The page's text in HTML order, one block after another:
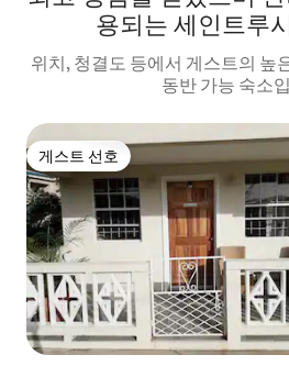
용되는 세인트루
위치, 청결도 등에서 게스트의 높
동반 가능 숙소
게스트 선호
게스트 선호